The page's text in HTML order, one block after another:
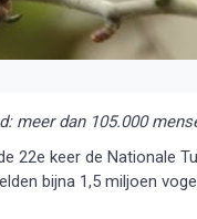
meer dan 105.000
22e keer de Nationale
bijna 1,5 miljoen